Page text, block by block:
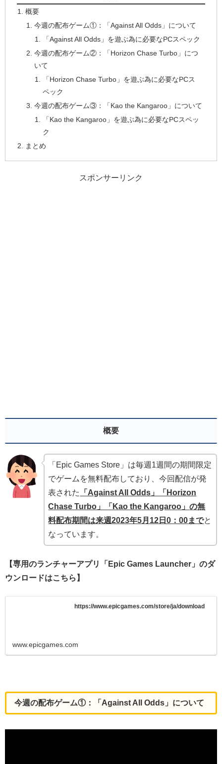
概要
今週の配布ゲーム①：「Against All Odds」について
「Against All Odds」を遊ぶ為に必要なPCスペック
今週の配布ゲーム②：「Horizon Chase Turbo」につ
いて
「Horizon Chase Turbo」を遊ぶ為に必要なPCス
ペック
今週の配布ゲーム③：「Kao the Kangaroo」について
「Kao the Kangaroo」を遊ぶ為に必要なPCスペッ
ク
まとめ
スポンサーリンク
概要
「Epic Games Store」は毎週1週間の期間限定
でゲームを無料配布しており、今回配信が発
表された
「Against All Odds」「Horizon
Chase Turbo」「Kao the Kangaroo」の無
料配布期間は来週2023年5月12 日0：00までと
なっています。
【専用のランチャーアプリ「Epic Games Launcher」のダ
ウンロードはこちら】
https://www.epicgames.com/store/ja/download
www.epicgames.com
今週の配布ゲーム①：「Against All Odds」 について